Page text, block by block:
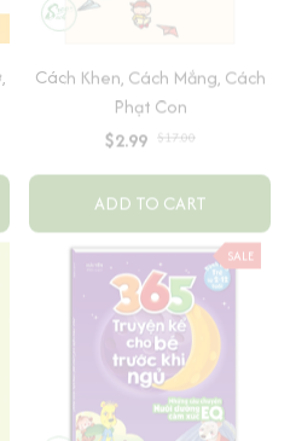
Phạt Con
$2.99
$17.00
SALE